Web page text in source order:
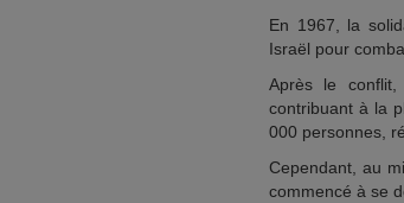
En 1967, la
Israël pour
Après le conflit,
contribuant à la
000 personnes,
Cependant, au
commencé à se